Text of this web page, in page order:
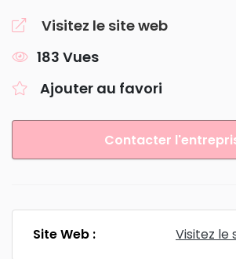
Visitez le site web
183 Vues
Ajouter au favori
Contacter
Site Web : Visitez le